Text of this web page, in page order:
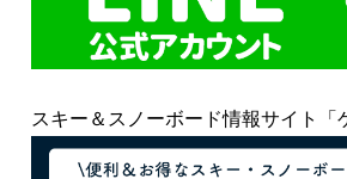
スキー＆スノーボード情報サイト「